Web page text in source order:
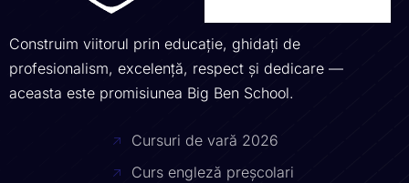
Construim viitorul prin educație, ghidați de
profesionalism, excelență, respect și dedicare —
aceasta este promisiunea Big Ben School.
Cursuri de vară 2026
Curs engleză preșcolari